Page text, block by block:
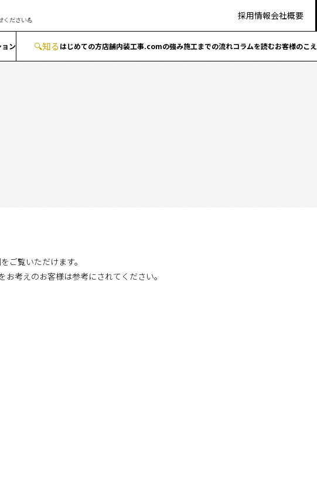
ください💪 採用情報会社概要
ョン 🔍知るはじめての方店舗内装工事.comの強み施工までの流れコラムを読むお客様のこえ
ご覧いただけます。
考えのお客様は参考にされてください。